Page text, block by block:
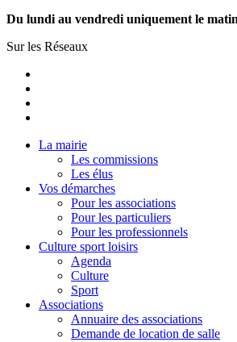
Du lundi au vendredi uniquement le
Sur les Réseaux
La mairie
Les commissions
Les élus
Vos démarches
Pour les associations
Pour les particuliers
Pour les professionnels
Culture sport loisirs
Agenda
Culture
Sport
Associations
Annuaire des associations
Demande de location de salle